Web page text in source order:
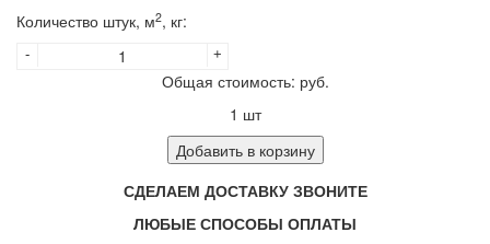
Количество штук, м2, кг:
+
-
Общая стоимость: руб.
1 шт
Добавить в корзину
СДЕЛАЕМ ДОСТАВКУ ЗВОНИТЕ
ЛЮБЫЕ СПОСОБЫ ОПЛАТЫ